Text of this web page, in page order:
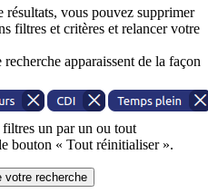
résultats, vous pouvez supprimer
filtres et critères et relancer votre
apparaissent de la façon
un par un ou tout
bouton « Tout réinitialiser ».
votre recherche